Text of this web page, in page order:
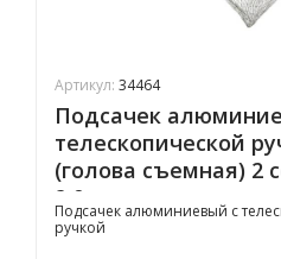
Артикул: 34464
Подсачек
телескопической
(голова съемная) 2
2,0м
Подсачек алюминиевый с
ручкой